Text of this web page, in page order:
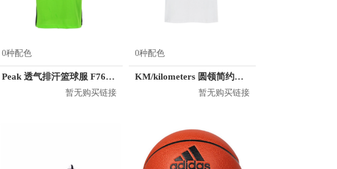
0种配色
Peak 透气排汗篮球服 F762101
暂无购买链接
0种配色
KM/kilometers 圆领简约短袖T恤 M2X2108073
暂无购买链接